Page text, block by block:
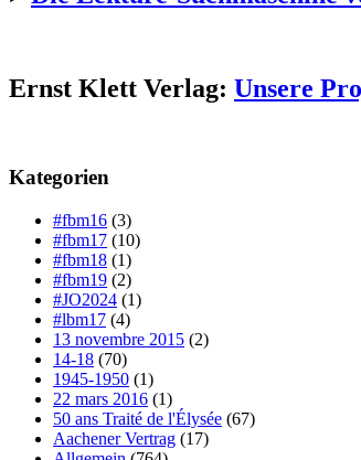
Ernst Klett Verlag: Unsere
Kategorien
#fbm16 (3)
#fbm17 (10)
#fbm18 (1)
#fbm19 (2)
#JO2024 (1)
#lbm17 (4)
13 novembre 2015 (2)
14-18 (70)
1945-1950 (1)
22 mars 2016 (1)
50 ans Traité de l'Élysée (67)
Aachener Vertrag (17)